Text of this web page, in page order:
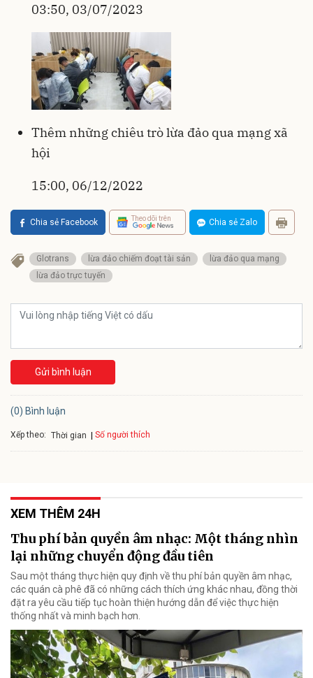
03:50, 03/07/2023
Thêm những chiêu trò lừa đảo qua mạng xã
hội
15:00, 06/12/2022
Chia sẻ Facebook Theo dõi trên Chia sẻ Zalo
Glotrans lừa đảo chiếm đoạt tài sản
lừa đảo qua mạng
lừa đảo trực tuyến
Gửi bình luận
(0) Bình luận
Xếp theo: Thời gian Số người thích
XEM THÊM 24H
Thu phí bản quyền âm nhạc: Một tháng nhìn
lại những chuyển động đầu tiên
Sau một tháng thực hiện quy định về thu phí bản quyền âm nhạc,
các quán cà phê đã có những cách thích ứng khác nhau, đồng thời
đặt ra yêu cầu tiếp tục hoàn thiện hướng dẫn để việc thực hiện
thống nhất và minh bạch hơn.